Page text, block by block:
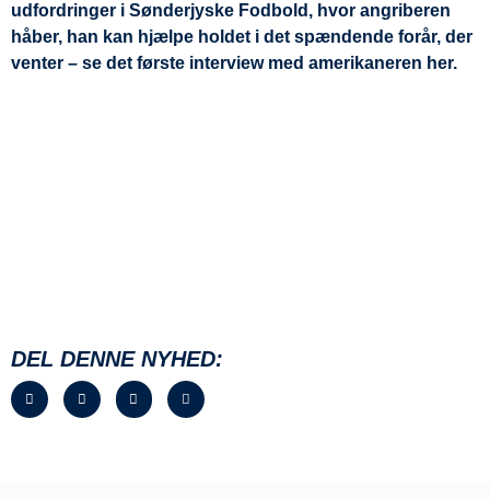
udfordringer i Sønderjyske Fodbold, hvor angriberen
håber, han kan hjælpe holdet i det spændende forår, der
venter – se det første interview med amerikaneren her.
DEL DENNE NYHED: